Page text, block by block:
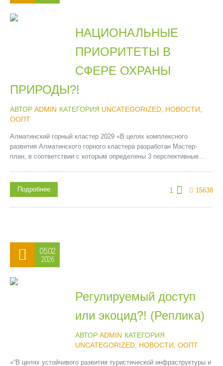
НАЦИОНАЛЬНЫЕ
ПРИОРИТЕТЫ В
СФЕРЕ ОХРАНЫ
ПРИРОДЫ?!
АВТОР ADMIN КАТЕГОРИЯ UNCATEGORIZED НОВОСТИ
ООПТ
Алматинский горный кластер 2029 «В целях комплексного
развития Алматинского горного кластера разработан Мастер-
план, в соответствии с которым определены 3 перспективные...
1 15638
Подробнее
05.02
2026
Регулируемый доступ
или экоцид?! (Реплика)
АВТОР ADMIN КАТЕГОРИЯ
UNCATEGORIZED, НОВОСТИ ООПТ
«“В целях устойчивого развития туристической инфраструктуры и